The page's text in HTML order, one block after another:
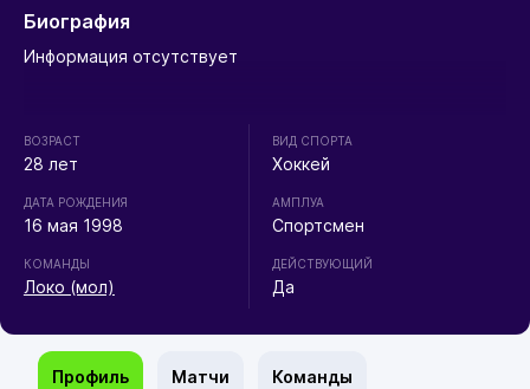
Биография
Информация отсутствует
ВОЗРАСТ
28 лет
ДАТА РОЖДЕНИЯ
16 мая 1998
КОМАНДЫ
Локо (мол)
ВИД СПОРТА
Хоккей
АМПЛУА
Спортсмен
ДЕЙСТВУЮЩИЙ
Да
Профиль Матчи Команды